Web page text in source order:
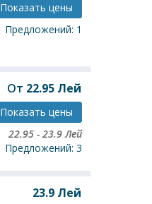
Показать цены
Предложений: 1
От 22.95 Лей
Показать цены
22.95 - 23.9 Лей
Предложений: 3
23.9 Лей